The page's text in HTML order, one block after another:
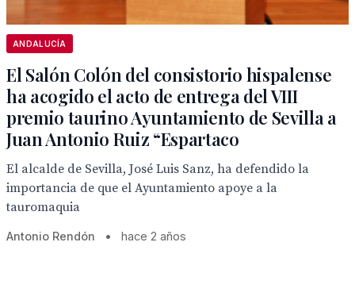
ANDALUCÍA
El Salón Colón del consistorio hispalense
ha acogido el acto de entrega del VIII
premio taurino Ayuntamiento de Sevilla a
Juan Antonio Ruiz “Espartaco
El alcalde de Sevilla, José Luis Sanz, ha defendido la
importancia de que el Ayuntamiento apoye a la
tauromaquia
Antonio Rendón • hace 2 años